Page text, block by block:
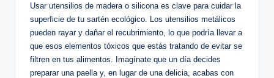
Usar utensilios de madera o silicona es clave para cuidar la
superficie de tu sartén ecológico. Los utensilios metálicos
pueden rayar y dañar el recubrimiento, lo que podría llevar a
que esos elementos tóxicos que estás tratando de evitar se
filtren en tus alimentos. Imagínate que un día decides
preparar una paella y, en lugar de una delicia, acabas con